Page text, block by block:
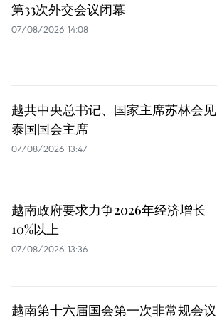
第33次外交会议闭幕
07/08/2026 14:08
越共中央总书记、国家主席苏林会见
泰国国会主席
07/08/2026 13:47
越南政府要求力争2026年经济增长
10%以上
07/08/2026 13:36
越南第十六届国会第一次非常规会议